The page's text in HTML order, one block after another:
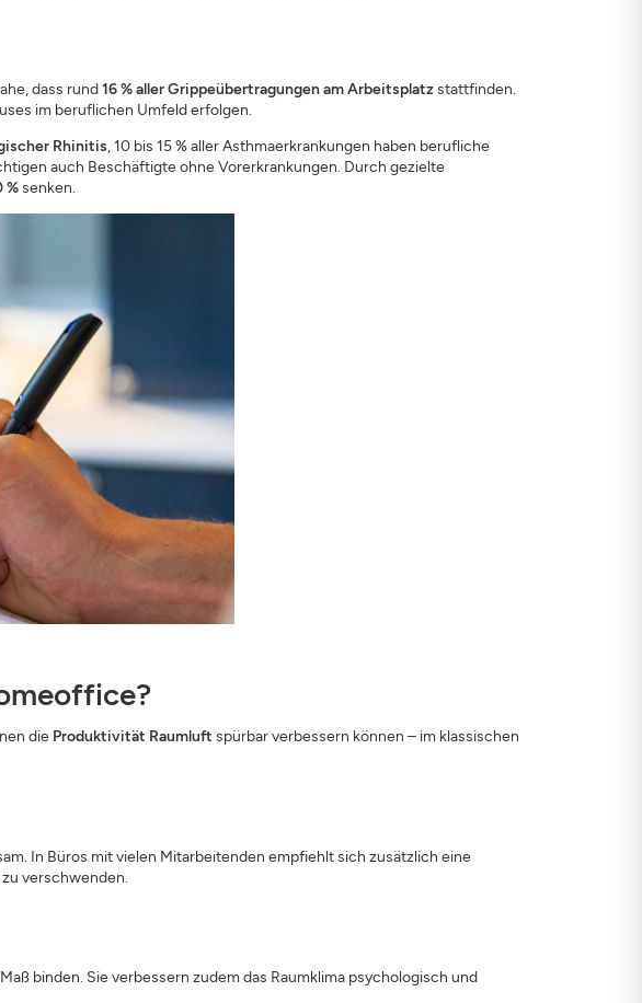
dass rund16 % aller Grippeübertragungen am Arbeitsplatzstattfinden.
im beruflichen Umfeld erfolgen.
Rhinitis, 10 bis 15 % aller Asthmaerkrankungen haben berufliche
auch Beschäftigte ohne Vorerkrankungen. Durch gezielte
%senken.
die Produktivität Raumluft spürbar verbessern können – im klassischen
In Büros mit vielen Mitarbeitenden empfiehlt sich zusätzlich eine
verschwenden.
binden. Sie verbessern zudem das Raumklima psychologisch und